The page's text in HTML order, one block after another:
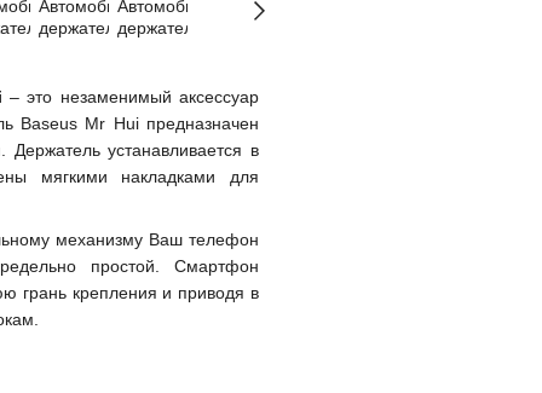
– это незаменимый аксессуар
Baseus Mr Hui предназначен
устанавливается в
мягкими накладками для
механизму Ваш телефон
простой. Смартфон
грань крепления и приводя в